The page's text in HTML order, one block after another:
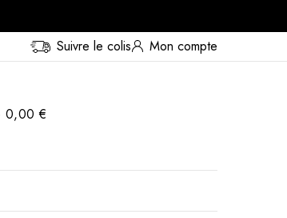
Suivre le colis
Mon compte
0,00 €